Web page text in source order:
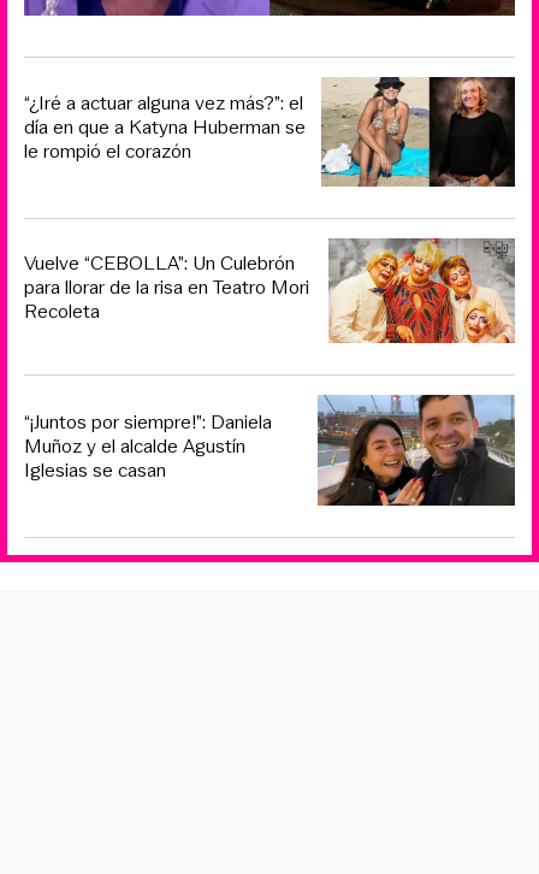
“¿Iré a actuar alguna vez más?”: el
día en que a Katyna Huberman se
le rompió el corazón
Vuelve “CEBOLLA”: Un Culebrón
para llorar de la risa en Teatro Mori
Recoleta
“¡Juntos por siempre!”: Daniela
Muñoz y el alcalde Agustín
Iglesias se casan